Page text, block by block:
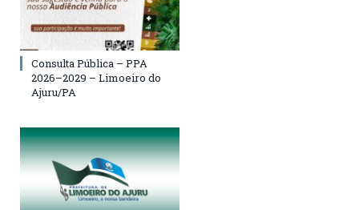
Consulta Pública – PPA
2026–2029 – Limoeiro do
Ajuru/PA